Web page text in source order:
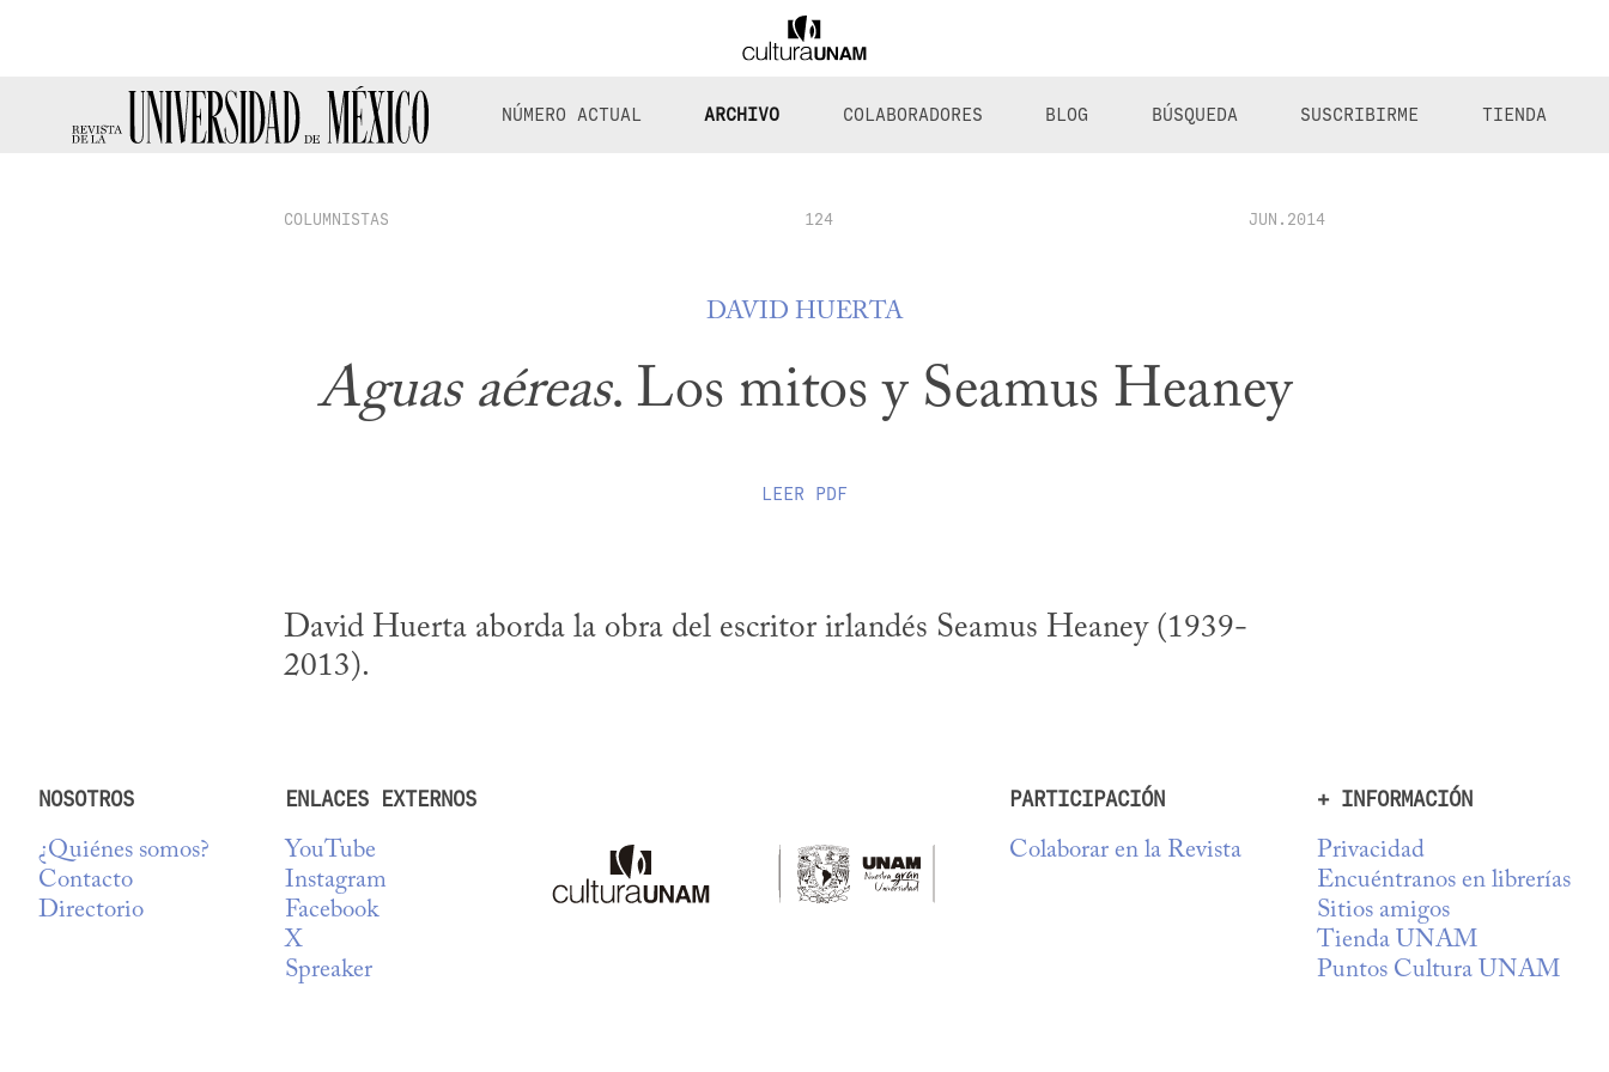
NÚMERO ACTUAL ARCHIVO COLABORADORES BLOG BÚSQUEDA SUSCRIBIRME TIENDA
COLUMNISTAS 124 JUN.2014
DAVID HUERTA
Aguas aéreas. Los mitos y Seamus Heaney
LEER PDF
David Huerta aborda la obra del escritor irlandés Seamus Heaney (1939-
2013).
NOSOTROS
¿Quiénes somos?
Contacto
Directorio
ENLACES EXTERNOS
YouTube
Instagram
Facebook
X
Spreaker
PARTICIPACIÓN
Colaborar en la Revista
+ INFORMACIÓN
Privacidad
Encuéntranos en librerías
Sitios amigos
Tienda UNAM
Puntos Cultura UNAM